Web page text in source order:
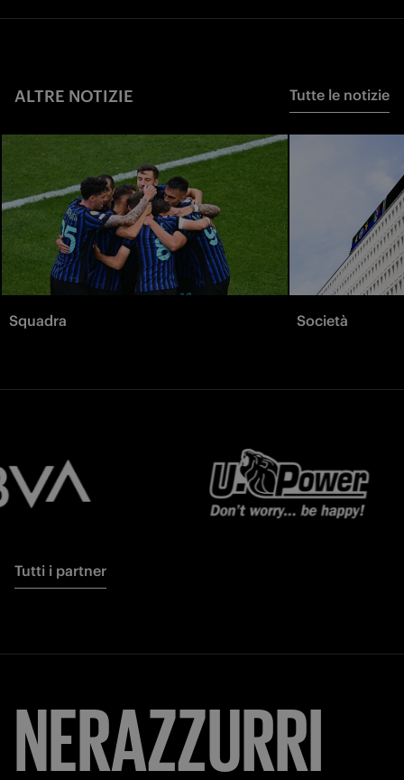
ALTRE NOTIZIE Tutte le notizie
Squadra Società
Tutti i partner
NERAZZURRI